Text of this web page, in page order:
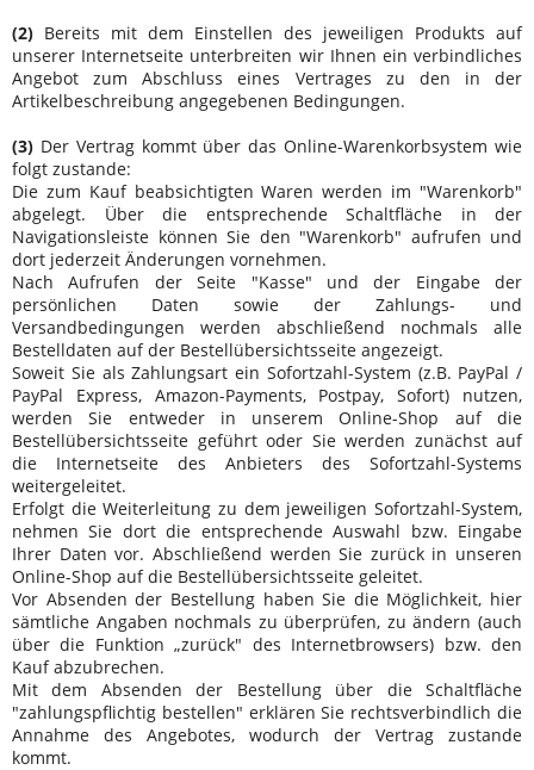
(2) Bereits mit dem Einstellen des jeweiligen Produkts auf
unserer Internetseite unterbreiten wir Ihnen ein verbindliches
Angebot zum Abschluss eines Vertrages zu den in der
Artikelbeschreibung angegebenen Bedingungen.
(3) Der Vertrag kommt über das Online-Warenkorbsystem wie
folgt zustande:
Die zum Kauf beabsichtigten Warenwerden im "Warenkorb"
abgelegt. Über die entsprechende Schaltfläche in der
Navigationsleiste können Sie den "Warenkorb" aufrufen und
dort jederzeit Änderungen vornehmen.
Nach Aufrufen der Seite "Kasse" und der Eingabe der
persönlichen Daten sowie der Zahlungs- und
Versandbedingungen werden abschließend nochmals alle
Bestelldaten auf der Bestellübersichtsseite angezeigt.
Soweit Sie als Zahlungsart ein Sofortzahl-System (z.B. PayPal /
PayPal Express, Amazon-Payments, Postpay, Sofort) nutzen,
werden Sie entweder in unserem Online-Shop auf die
Bestellübersichtsseite geführt oder Sie werden zunächst auf
die Internetseite des Anbieters des Sofortzahl-Systems
weitergeleitet.
Erfolgt die Weiterleitung zu dem jeweiligen Sofortzahl-System,
nehmen Sie dort die entsprechende Auswahl bzw. Eingabe
Ihrer Daten vor. Abschließend werden Sie zurück in unseren
Online-Shop auf die Bestellübersichtsseite geleitet.
Vor Absenden der Bestellung haben Sie die Möglichkeit, hier
sämtliche Angaben nochmals zu überprüfen, zu ändern (auch
über die Funktion „zurück" des Internetbrowsers) bzw. den
Kauf abzubrechen.
Mit dem Absenden der Bestellung über die Schaltfläche
"zahlungspflichtig bestellen" erklären Sie rechtsverbindlich die
Annahme des Angebotes, wodurch der Vertrag zustande
kommt.